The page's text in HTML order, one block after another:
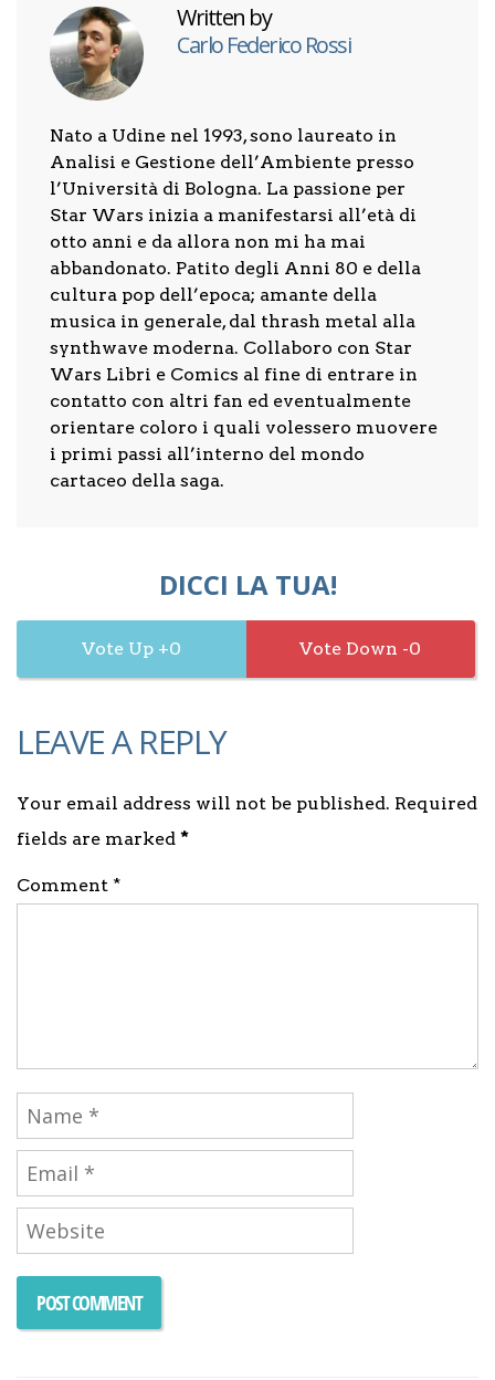
Written by
Carlo Federico Rossi
Nato a Udine nel 1993, sono laureato in
Analisi e Gestione dell’Ambiente presso
l’Università di Bologna. La passione per
Star Wars inizia a manifestarsi all’età di
otto anni e da allora non mi ha mai
abbandonato. Patito degli Anni 80 e della
cultura pop dell’epoca; amante della
musica in generale, dal thrash metal alla
synthwave moderna. Collaboro con Star
Wars Libri e Comics al fine di entrare in
contatto con altri fan ed eventualmente
orientare coloro i quali volessero muovere
i primi passi all’interno del mondo
cartaceo della saga.
DICCI LA TUA!
0 0
LEAVE A REPLY
Your email address will not be published. Required
fields are marked *
Comment *